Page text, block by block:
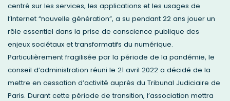
centré sur les services, les applications et les usages de
l’Internet “nouvelle génération”, a su pendant 22 ans jouer un
rôle essentiel dans la prise de conscience publique des
enjeux sociétaux et transformatifs du numérique.
Particulièrement fragilisée par la période de la pandémie, le
conseil d’administration réuni le 21 avril 2022 a décidé de la
mettre en cessation d’activité auprès du Tribunal Judiciaire de
Paris. Durant cette période de transition, l’association mettra